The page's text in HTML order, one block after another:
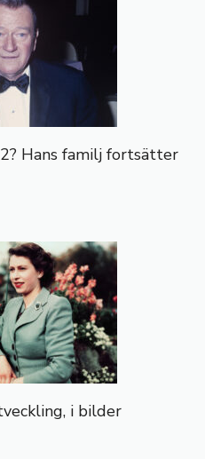
Hans familj fortsätter
i bilder